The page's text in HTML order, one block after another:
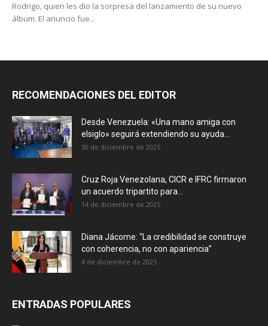
Rodrigo, quien les dio la sorpresa del lanzamiento de su nuevo
álbum. El anuncio fue...
RECOMENDACIONES DEL EDITOR
Desde Venezuela: «Una mano amiga con
elsiglo» seguirá extendiendo su ayuda...
30 de diciembre de 2025
Cruz Roja Venezolana, CICR e IFRC firmaron
un acuerdo tripartito para...
14 de diciembre de 2025
Diana Jácome: “La credibilidad se construye
con coherencia, no con apariencia”
4 de diciembre de 2025
ENTRADAS POPULARES